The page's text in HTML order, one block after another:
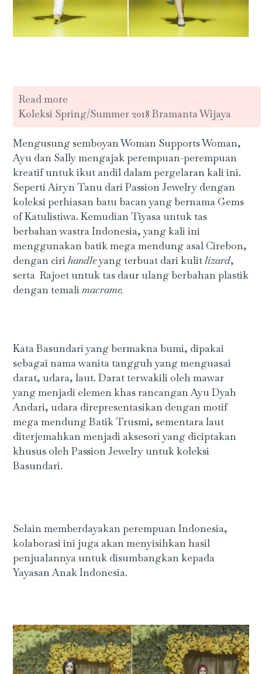
Read more
Koleksi Spring/Summer 2018 Bramanta Wijaya
Mengusung semboyan Woman Supports Woman,
Ayu dan Sally mengajak perempuan-perempuan
kreatif untuk ikut andil dalam pergelaran kali ini.
Seperti Airyn Tanu dari Passion Jewelry dengan
koleksi perhiasan batu bacan yang bernama Gems
of Katulistiwa. Kemudian Tiyasa untuk tas
berbahan wastra Indonesia, yang kali ini
menggunakan batik mega mendung asal Cirebon,
dengan cirihandleyang terbuat dari kulitlizard,
serta Rajoet untuk tas daur ulang berbahan plastik
dengan temalimacrame.
Kata Basundari yang bermakna bumi, dipakai
sebagai nama wanita tangguh yang menguasai
darat, udara, laut. Darat terwakili oleh mawar
yang menjadi elemen khas rancangan Ayu Dyah
Andari, udara direpresentasikan dengan motif
mega mendung Batik Trusmi, sementara laut
diterjemahkan menjadi aksesori yang diciptakan
khusus oleh Passion Jewelry untuk koleksi
Basundari.
Selain memberdayakan perempuan Indonesia,
kolaborasi ini juga akan menyisihkan hasil
penjualannya untuk disumbangkan kepada
Yayasan Anak Indonesia.